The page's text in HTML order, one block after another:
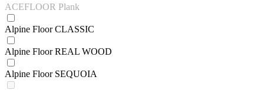
ACEFLOOR Plank
Alpine Floor CLASSIC
Alpine Floor REAL WOOD
Alpine Floor SEQUOIA